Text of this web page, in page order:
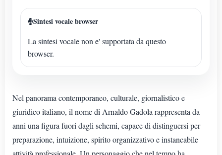
Sintesi vocale browser
La sintesi vocale non e' supportata da questo
browser.
Nel panorama contemporaneo, culturale, giornalistico e
giuridico italiano, il nome di Arnaldo Gadola rappresenta da
anni una figura fuori dagli schemi, capace di distinguersi per
preparazione, intuizione, spirito organizzativo e instancabile